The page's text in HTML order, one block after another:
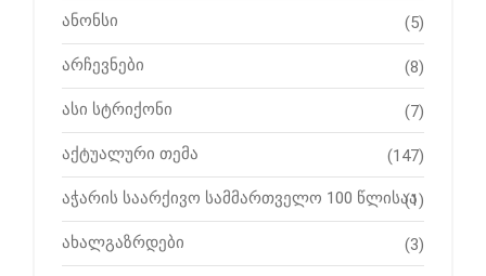
ანონსი (5)
არჩევნები (8)
ასი სტრიქონი (7)
აქტუალური თემა (147)
აჭარის საარქივო სამმართველო 100 წლისაა
(1)
ახალგაზრდები (3)